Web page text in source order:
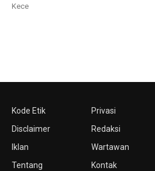
Kece
Kode Etik
Disclaimer
Iklan
Tentang
Privasi
Redaksi
Wartawan
Kontak